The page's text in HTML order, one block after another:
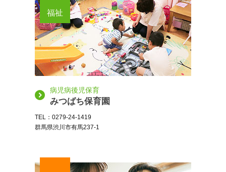
福祉
病児病後児保育
みつばち保育園
TEL：0279-24-1419
群馬県渋川市有馬237-1